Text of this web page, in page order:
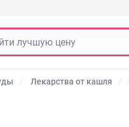
Лекарства от кашля